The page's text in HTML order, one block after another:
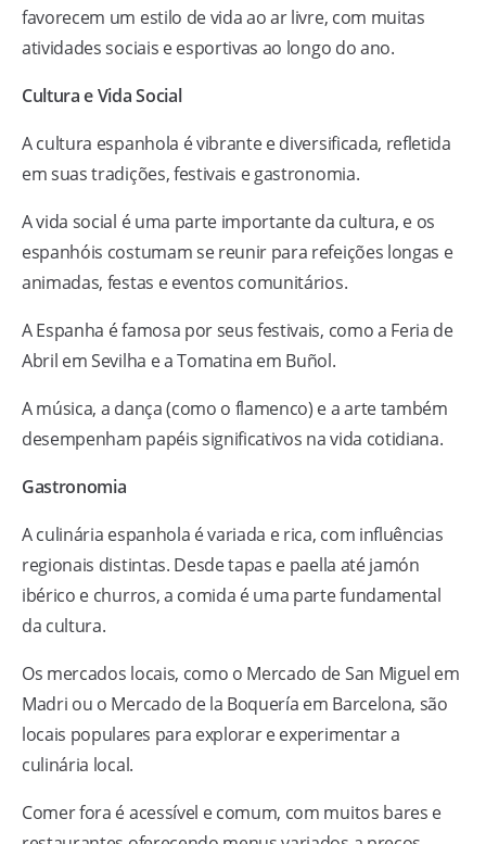
favorecem um estilo de vida ao ar livre, com muitas
atividades sociais e esportivas ao longo do ano.
Cultura e Vida Social
A cultura espanhola é vibrante e diversificada, refletida
em suas tradições, festivais e gastronomia.
A vida social é uma parte importante da cultura, e os
espanhóis costumam se reunir para refeições longas e
animadas, festas e eventos comunitários.
A Espanha é famosa por seus festivais, como a Feria de
Abril em Sevilha e a Tomatina em Buñol.
A música, a dança (como o flamenco) e a arte também
desempenham papéis significativos na vida cotidiana.
Gastronomia
A culinária espanhola é variada e rica, com influências
regionais distintas. Desde tapas e paella até jamón
ibérico e churros, a comida é uma parte fundamental
da cultura.
Os mercados locais, como o Mercado de San Miguel em
Madri ou o Mercado de la Boquería em Barcelona, são
locais populares para explorar e experimentar a
culinária local.
Comer fora é acessível e comum, com muitos bares e